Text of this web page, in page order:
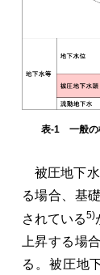
表-1 一般の
被圧地下
る場合、基
されている5)
上昇する場
る。被圧地